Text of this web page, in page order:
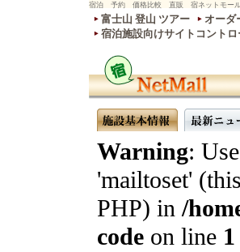
宿泊 予約 価格比較 直販 宿ネットモー
富士山 登山 ツアー
オーダ
宿泊施設向けサイトコントロ
Warning:
'mailtoset'
PHP) in/
code on line 1